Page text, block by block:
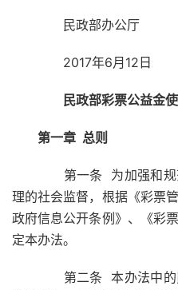
民政部办公厅
2017年6月12日
民政部彩票公益金
第一章 总则
第一条 为加强和规
理的社会监督，根据《彩票
政府信息公开条例》、《彩
定本办法。
第二条 本办法中的